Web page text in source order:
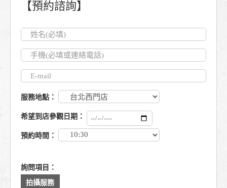
【預約諮詢】
服務地點：
希望到店參觀日期：
預約時間：
詢問項目：
拍攝服務